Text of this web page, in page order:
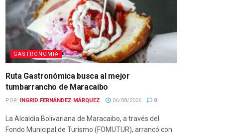
GASTRONOMIA
Ruta Gastronómica busca al mejor
tumbarrancho de Maracaibo
POR: INGRID FERNÁNDEZ MÁRQUEZ 06/08/2026 0
La Alcaldía Bolivariana de Maracaibo, a través del
Fondo Municipal de Turismo (FOMUTUR), arrancó con